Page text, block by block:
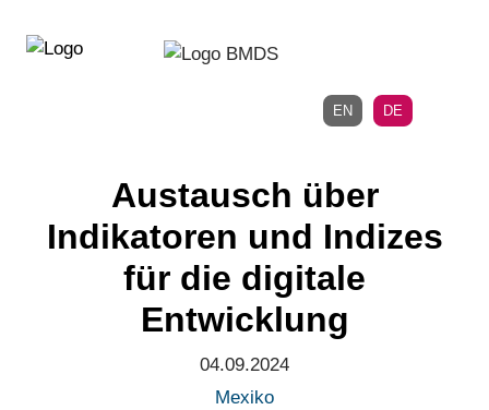
zum
EN DE
Austausch über
Indikatoren und Indizes
für die digitale
Entwicklung
04.09.2024
Mexiko